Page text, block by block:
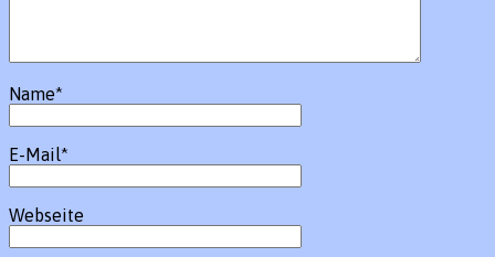
Name*
E-Mail *
Webseite